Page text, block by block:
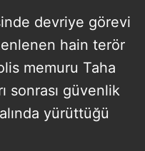
devriye görevi
hain terör
memuru Taha
sonrası güvenlik
yürüttüğü